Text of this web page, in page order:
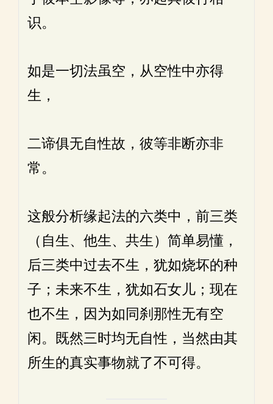
识。
如是一切法虽空，从空性中亦得
生，
二谛俱无自性故，彼等非断亦非
常。
这般分析缘起法的六类中，前三类
（自生、他生、共生）简单易懂，
后三类中过去不生，犹如烧坏的种
子；未来不生，犹如石女儿；现在
也不生，因为如同刹那性无有空
闲。既然三时均无自性，当然由其
所生的真实事物就了不可得。